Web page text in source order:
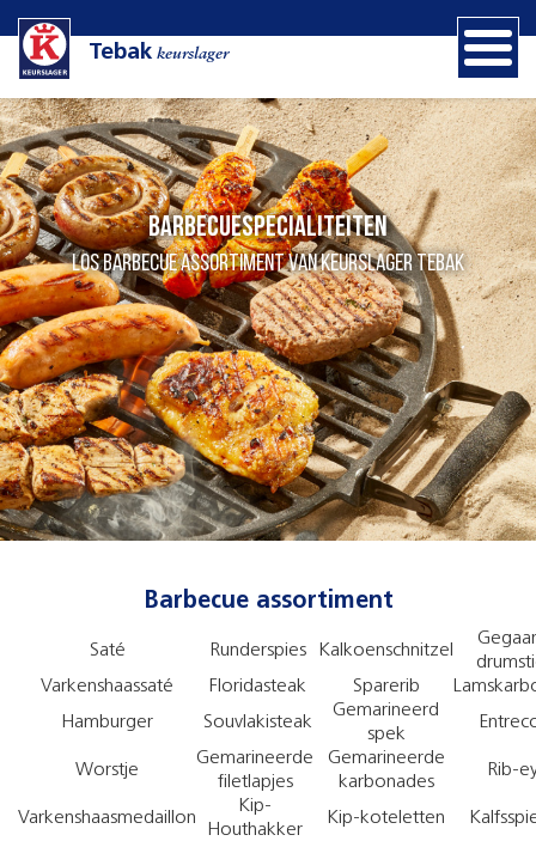
Tebakkeurslager
Barbecuespecialiteiten
Los barbecue assortiment van Keurslager Tebak
Barbecue assortiment
Saté Runderspies Kalkoenschnitzel
Varkenshaassaté
Floridasteak Sparerib
Hamburger
Souvlakisteak
Gemarineerd
spek
Worstje
Gemarineerde
filetlapjes
Gemarineerde
karbonades
Rib-
Varkenshaasmedaillon
Kip-
Houthakker
Kip-koteletten